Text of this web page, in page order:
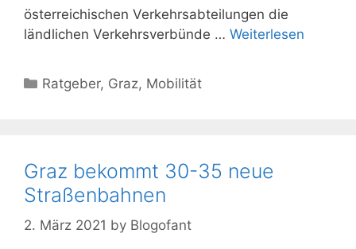
österreichischen Verkehrsabteilungen die
ländlichen Verkehrsverbünde … Weiterlesen
Kategorien
Ratgeber, Graz, Mobilität
Graz bekommt 30-35 neue
Straßenbahnen
2. März 2021 by Blogofant